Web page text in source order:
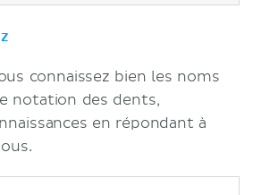
connaissez bien les noms
notation des dents,
en répondant à